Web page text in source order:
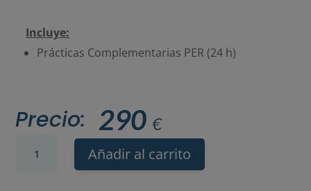
Incluye:
Prácticas Complementarias PER (24 h)
Precio: 290€
Añadir al carrito